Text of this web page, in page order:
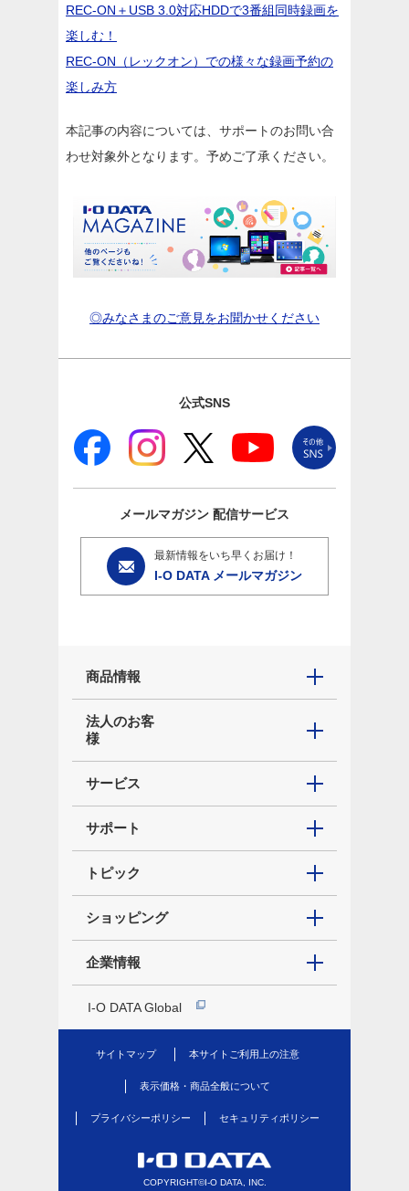
REC-ON＋USB 3.0対応HDDで3番組同時録画を
楽しむ！
REC-ON（レックオン）での様々な録画予約の
楽しみ方
本記事の内容については、サポートのお問い合
わせ対象外となります。予めご了承ください。
◎みなさまのご意見をお聞かせください
公式SNS
メールマガジン 配信サービス
最新情報をいち早くお届け！
I-O DATA メールマガジン
商品情報
法人のお客
様
サービス
サポート
トピック
ショッピング
企業情報
I-O DATA Global
サイトマップ 本サイトご利用上の注意
表示価格・商品全般について
プライバシーポリシー セキュリティポリシー
COPYRIGHT©I-O DATA, INC.